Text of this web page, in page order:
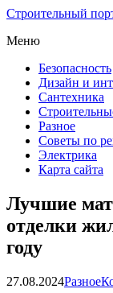
Строительный
Меню
Безопасность
Дизайн и
Сантехника
Разное
Советы по
Электрика
Карта сайта
Лучшие
отделки
году
27.08.2024Разное